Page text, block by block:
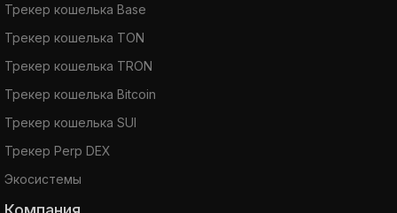
Трекер кошелька Base
Трекер кошелька TON
Трекер кошелька TRON
Трекер кошелька Bitcoin
Трекер кошелька SUI
Трекер Perp DEX
Экосистемы